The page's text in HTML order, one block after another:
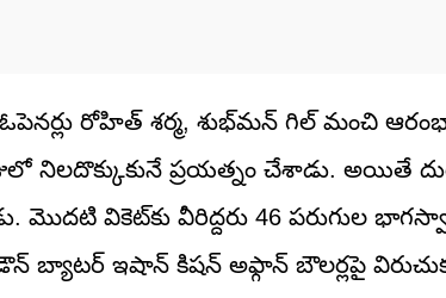
రోహిత్ శర్మ, శుభ్‌మన్ గిల్ మంచి
ప్రయత్నం చేశాడు. అయితే
మొదటి వికెట్‌కు వీరిద్దరు 46 పరుగుల
ఇషాన్ కిషన్ అఫ్గాన్ బౌలర్లపై